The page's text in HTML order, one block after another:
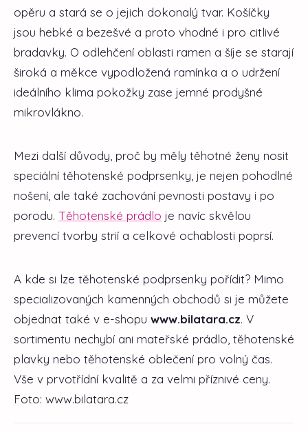
opěru a stará se o jejich dokonalý tvar. Košíčky
jsou hebké a bezešvé a proto vhodné i pro citlivé
bradavky. O odlehčení oblasti ramen a šíje se starají
široká a měkce vypodložená ramínka a o udržení
ideálního klima pokožky zase jemné prodyšné
mikrovlákno.
Mezi další důvody, proč by měly těhotné ženy nosit
speciální těhotenské podprsenky, je nejen pohodlné
nošení, ale také zachování pevnosti postavy i po
porodu. Těhotenské prádlo je navíc skvělou
prevencí tvorby strií a celkové ochablosti poprsí.
A kde si lze těhotenské podprsenky pořídit? Mimo
specializovaných kamenných obchodů si je můžete
objednat také v e-shopu www.bilatara.cz. V
sortimentu nechybí ani mateřské prádlo, těhotenské
plavky nebo těhotenské oblečení pro volný čas.
Vše v prvotřídní kvalitě a za velmi příznivé ceny.
Foto: www.bilatara.cz